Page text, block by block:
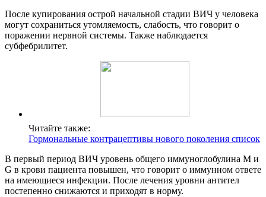
После купирования острой начальной стадии ВИЧ у человека
могут сохраниться утомляемость, слабость, что говорит о
поражении нервной системы. Также наблюдается
субфебрилитет.
Читайте также:
Гормональные контрацептивы нового поколения список
В первый период ВИЧ уровень общего иммуноглобулина М и
G в крови пациента повышен, что говорит о иммунном ответе
на имеющиеся инфекции. После лечения уровни антител
постепенно снижаются и приходят в норму.